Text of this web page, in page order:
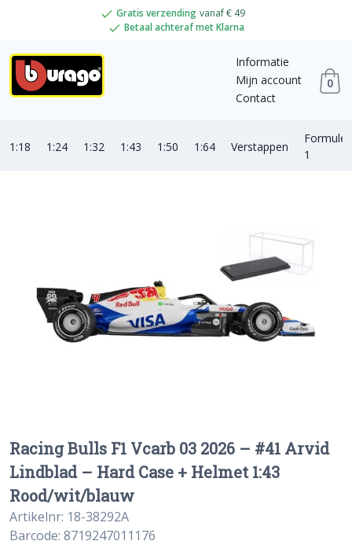
Gratis verzending vanaf € 49
Betaal achteraf met Klarna
Informatie
Mijn account
Contact
0
1:18 1:24 1:32 1:43 1:50 1:64 Verstappen
Formule
1
Racing Bulls F1 Vcarb 03 2026 – #41 Arvid
Lindblad – Hard Case + Helmet 1:43
Rood/wit/blauw
Artikelnr: 18-38292A
Barcode: 8719247011176